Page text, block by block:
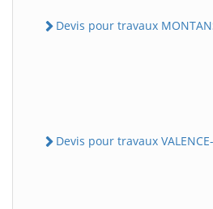
Devis pour travaux
Devis pour travaux